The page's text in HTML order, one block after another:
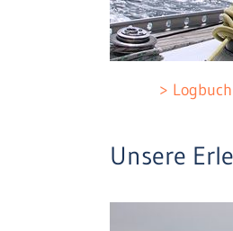
Logbuch
Unsere